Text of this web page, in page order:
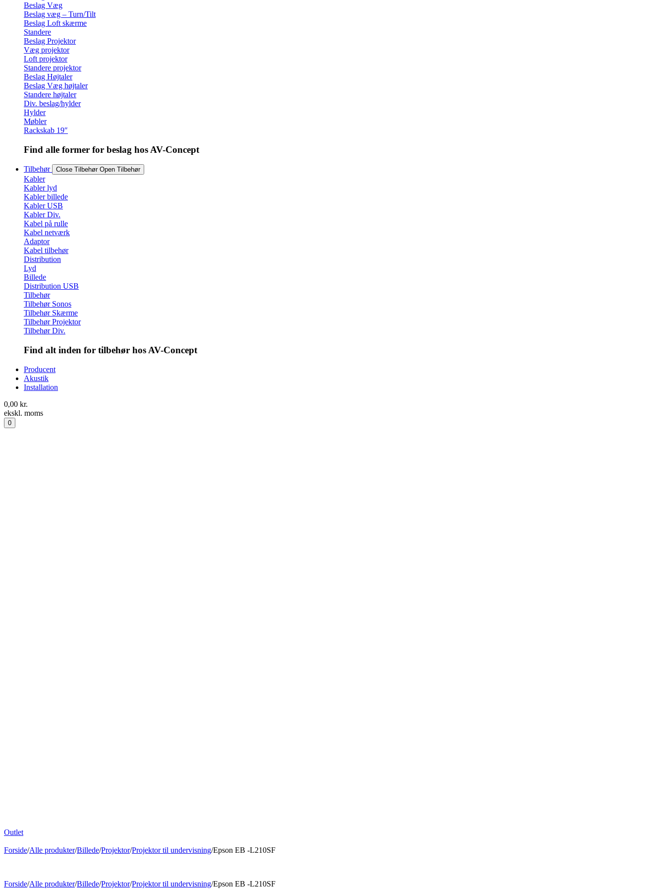
Beslag Væg
Beslag væg – Turn/Tilt
Beslag Loft skærme
Standere
Beslag Projektor
Væg projektor
Loft projektor
Standere projektor
Beslag Højtaler
Beslag Væg højtaler
Standere højtaler
Div. beslag/hylder
Hylder
Møbler
Rackskab 19″
Find alle former for beslag hos AV-Concept
Tilbehør Close Tilbehør Open Tilbehør
Kabler
Kabler lyd
Kabler billede
Kabler USB
Kabler Div.
Kabel på rulle
Kabel netværk
Adaptor
Kabel tilbehør
Distribution
Lyd
Billede
Distribution USB
Tilbehør
Tilbehør Sonos
Tilbehør Skærme
Tilbehør Projektor
Tilbehør Div.
Find alt inden for tilbehør hos AV-Concept
Producent
Akustik
Installation
0,00 kr.
ekskl. moms
0
Outlet
Forside/Alle produkter/Billede/Projektor/Projektor til undervisning/Epson EB -L210SF
Forside/Alle produkter/Billede/Projektor/Projektor til undervisning/Epson EB -L210SF